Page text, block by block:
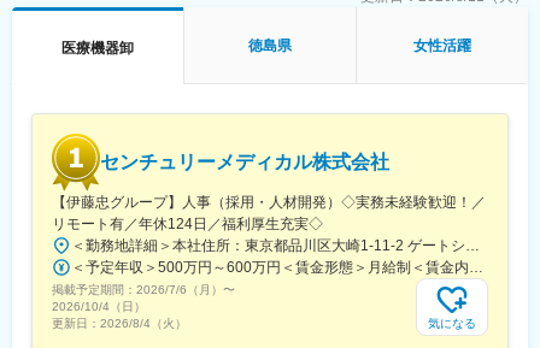
医療機器卸 徳島県 女性活躍
センチュリーメディカル株式会社
【伊藤忠グループ】人事（採用・人材開発）◇実務未経験歓迎！／
リモート有／年休124日／福利厚生充実◇
＜勤務地詳細＞本社住所：東京都品川区大崎1-11-2 ゲートシティ大崎イーストタワー22Ｆ勤務地最寄駅：JR山手線／大崎駅受動喫煙対策：屋内全面禁煙変更の範囲：会社の定める事業所（リモートワーク含む）
＜予定年収＞500万円～600万円＜賃金形態＞月給制＜賃金内訳＞月額（基本給）：300,000円～350,000円＜月給＞300,000円～350,000円＜昇給有無＞有＜残業手当＞有＜給与補足＞上記年収は、あくまで目安であり、前職・経験を考慮し検討させて頂きます。■昇給：あり■賞与：あり※会社業績と個人業績に応じて算定されます。賃金はあくまでも目安の金額であり、選考を通じて上下する可能性があります。月給(月額)は固定手当を含めた表記です。
掲載予定期間： 2026/7/6（月） 〜
2026/10/4（日）
更新日： 2026/8/4（火） 気になる